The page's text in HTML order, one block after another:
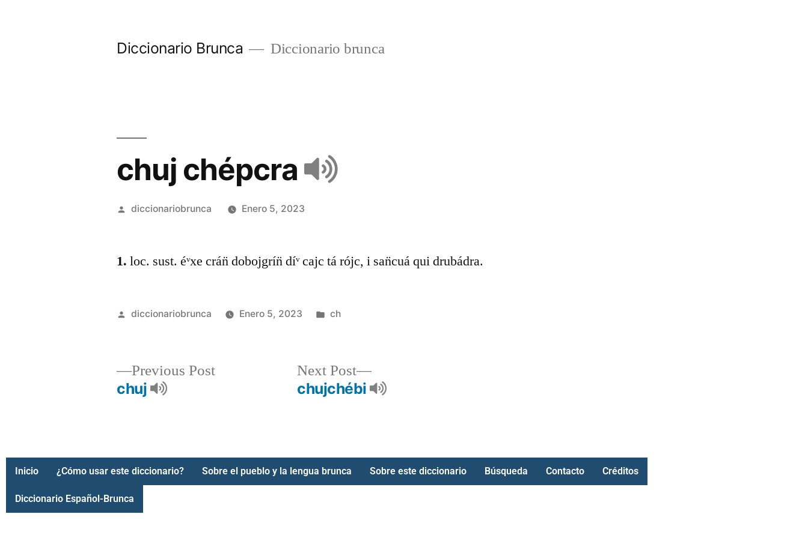
Diccionario Brunca Diccionario brunca
chuj chépcra
diccionariobrunca Enero 5, 2023
1. loc. sust. éᵛxe crán̈ dobojgrín̈ díᵛ cajc tá rójc, i san̈cuá qui drubádra.
diccionariobrunca Enero 5, 2023 ch
Previous Post
chuj
Next Post
chujchébi
Inicio ¿Cómo usar este diccionario? Sobre el pueblo y la lengua brunca Sobre este diccionario Búsqueda Contacto Créditos
Diccionario Español-Brunca